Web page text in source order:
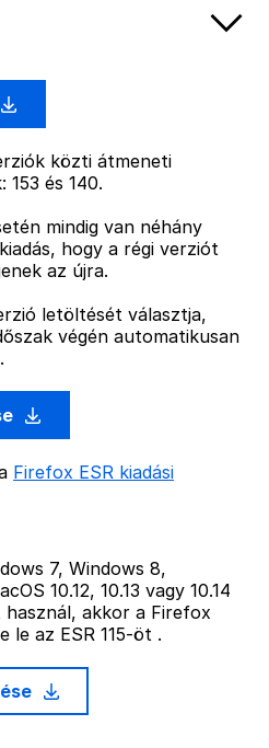
közti átmeneti
153 és 140.
mindig van néhány
hogy a régi verziót
az újra.
letöltését választja,
végén automatikusan
Firefox ESR kiadási
7, Windows 8,
10.12, 10.13 vagy 10.14
akkor a Firefox
le az ESR 115-öt .